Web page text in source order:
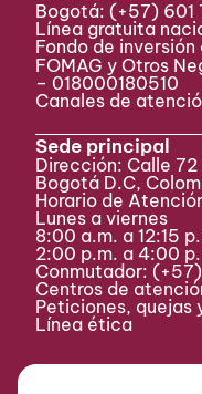
Bogotá: (+57)
Línea gratuita
Fondo de
FOMAG y Otros
– 018000180510
Canales de
Sede principal
Dirección: Calle
Bogotá D.C,
Horario de
Lunes a viernes
8:00 a.m. a 12:15
2:00 p.m. a 4:00
Conmutador:
Centros de
Peticiones, quejas
Línea ética